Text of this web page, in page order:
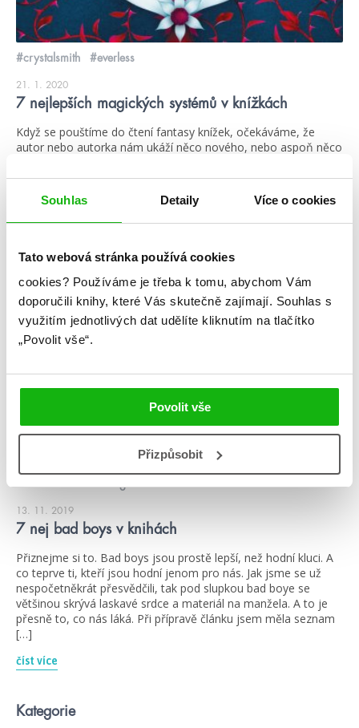
Souhlas Detaily Více o cookies
Tato webová stránka používá cookies
cookies? Používáme je třeba k tomu, abychom Vám
doporučili knihy, které Vás skutečně zajímají. Souhlas s
využitím jednotlivých dat udělíte kliknutím na tlačítko
„Povolit vše“.
Povolit vše
Přizpůsobit
#crystalsmith #everless
21. 1. 2020
7 nejlepších magických systémů v knížkách
Když se pouštíme do čtení fantasy knížek, očekáváme, že
autor nebo autorka nám ukáží něco nového, nebo aspoň něco
Prakticky na každé knize se něco takového najde, takže bylo
těžké vybrat z nich jen pár. Nakonec jsem se zvládla
rozhodnout a vybrat jich jenom osm. […]
žebříčky
13. 11. 2019
7 nej bad boys v knihách
Přiznejme si to. Bad boys jsou prostě lepší, než hodní kluci. A
co teprve ti, kteří jsou hodní jenom pro nás. Jak jsme se už
nespočetněkrát přesvědčili, tak pod slupkou bad boye se
většinou skrývá laskavé srdce a materiál na manžela. A to je
přesně to, co nás láká. Při přípravě článku jsem měla seznam
[…]
číst více
Kategorie